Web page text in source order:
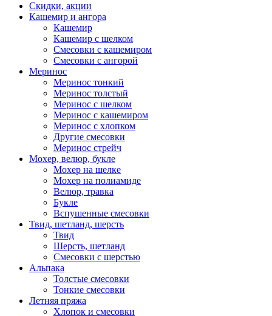
Скидки, акции
Кашемир и ангора
Кашемир
Кашемир с шелком
Смесовки с кашемиром
Смесовки с ангорой
Меринос
Меринос тонкий
Меринос толстый
Меринос с шелком
Меринос с кашемиром
Меринос с хлопком
Другие смесовки
Меринос стрейч
Мохер, велюр, букле
Мохер на шелке
Мохер на полиамиде
Велюр, травка
Букле
Вспушенные смесовки
Твид, шетланд, шерсть
Твид
Шерсть, шетланд
Смесовки с шерстью
Альпака
Толстые смесовки
Тонкие смесовки
Летняя пряжа
Хлопок и смесовки